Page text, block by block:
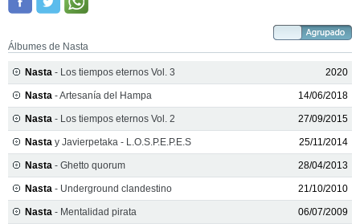
Álbumes de Nasta
Nasta - Los tiempos eternos Vol. 3 2020
Nasta - Artesanía del Hampa 14/06/2018
Nasta - Los tiempos eternos Vol. 2 27/09/2015
Nasta y Javierpetaka - L.O.S.P.E.P.E.S 25/11/2014
Nasta - Ghetto quorum 28/04/2013
Nasta - Underground clandestino 21/10/2010
Nasta - Mentalidad pirata 06/07/2009